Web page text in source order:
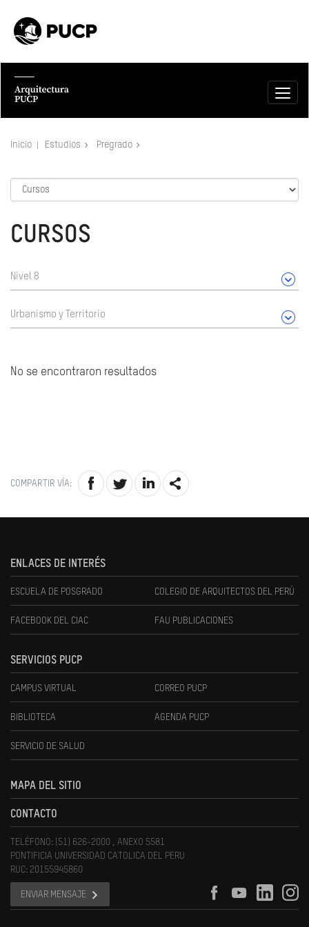
Inicio Estudios Pregrado
CURSOS
Nivel 8
Urbanismo y Territorio
No se encontraron resultados
COMPARTIR VÍA:
ENLACES DE INTERÉS
ESCUELA DE POSGRADO COLEGIO DE ARQUITECTOS DEL PERÚ
FACEBOOK DEL CIAC FAU PUBLICACIONES
SERVICIOS PUCP
CAMPUS VIRTUAL CORREO PUCP
BIBLIOTECA AGENDA PUCP
SERVICIO DE SALUD
MAPA DEL SITIO
CONTACTO
TELÉFONO: (51) 626-2000 , ANEXO 5581
PONTIFICIA UNIVERSIDAD CATOLICA DEL PERU
RUC: 20155945860
ENVIAR MENSAJE